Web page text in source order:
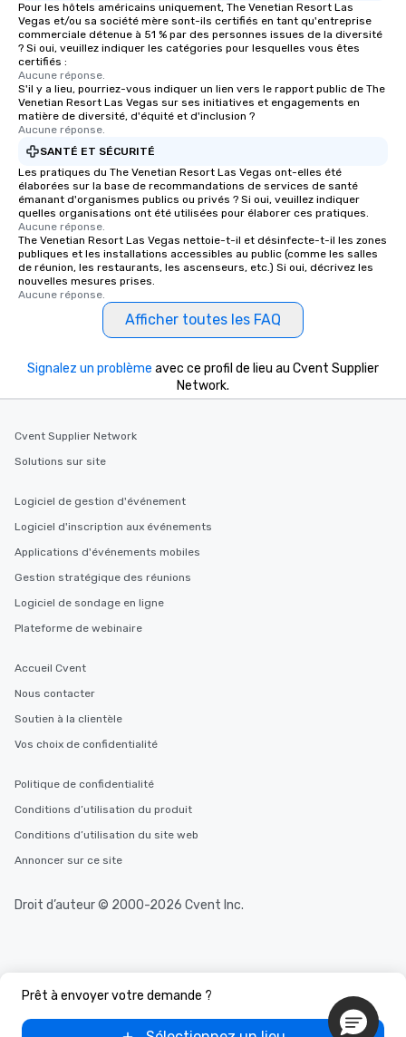
Pour les hôtels américains uniquement, The Venetian Resort Las
Vegas et/ou sa société mère sont-ils certifiés en tant qu'entreprise
commerciale détenue à 51 % par des personnes issues de la diversité
? Si oui, veuillez indiquer les catégories pour lesquelles vous êtes
certifiés :
Aucune réponse.
S'il y a lieu, pourriez-vous indiquer un lien vers le rapport public de The
Venetian Resort Las Vegas sur ses initiatives et engagements en
matière de diversité, d'équité et d'inclusion ?
Aucune réponse.
SANTÉ ET SÉCURITÉ
Les pratiques du The Venetian Resort Las Vegas ont-elles été
élaborées sur la base de recommandations de services de santé
émanant d'organismes publics ou privés ? Si oui, veuillez indiquer
quelles organisations ont été utilisées pour élaborer ces pratiques.
Aucune réponse.
The Venetian Resort Las Vegas nettoie-t-il et désinfecte-t-il les zones
publiques et les installations accessibles au public (comme les salles
de réunion, les restaurants, les ascenseurs, etc.) Si oui, décrivez les
nouvelles mesures prises.
Aucune réponse.
Afficher toutes les FAQ
Prêt à envoyer votre demande ?
Signalez un problème avec ce profil de lieu au Cvent Supplier
Network.
Cvent Supplier Network
Solutions sur site
Logiciel de gestion d'événement
Logiciel d'inscription aux événements
Applications d'événements mobiles
Gestion stratégique des réunions
Logiciel de sondage en ligne
Plateforme de webinaire
Accueil Cvent
Nous contacter
Soutien à la clientèle
Vos choix de confidentialité
Politique de confidentialité
Conditions d’utilisation du produit
Conditions d’utilisation du site web
Annoncer sur ce site
Droit d’auteur © 2000-2026 Cvent Inc.